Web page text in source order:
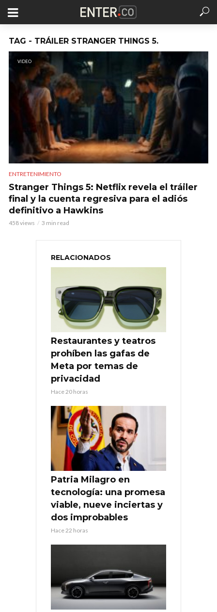
TAG - TRÁILER STRANGER THINGS 5.
VIDEO
ENTRETENIMIENTO
Stranger Things 5: Netflix revela el tráiler
final y la cuenta regresiva para el adiós
definitivo a Hawkins
458 views 3 min read
RELACIONADOS
Restaurantes y teatros
prohíben las gafas de
Meta por temas de
privacidad
Hace 20 horas
Patria Milagro en
tecnología: una promesa
viable, nueve inciertas y
dos improbables
Hace 22 horas